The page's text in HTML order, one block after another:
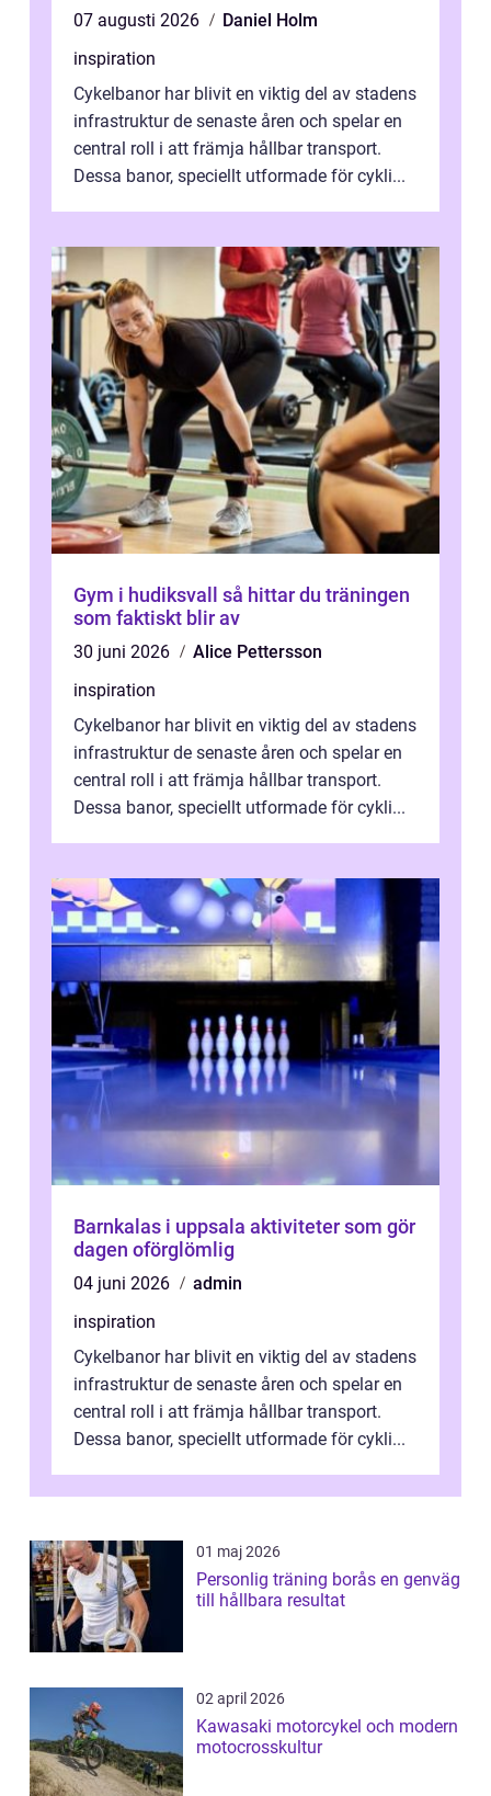
07 augusti 2026
Daniel Holm
inspiration
Cykelbanor har blivit en viktig del av stadens
infrastruktur de senaste åren och spelar en
central roll i att främja hållbar transport.
Dessa banor, speciellt utformade för cykli...
Gym i hudiksvall så hittar du träningen
som faktiskt blir av
30 juni 2026
Alice Pettersson
inspiration
Cykelbanor har blivit en viktig del av stadens
infrastruktur de senaste åren och spelar en
central roll i att främja hållbar transport.
Dessa banor, speciellt utformade för cykli...
Barnkalas i uppsala aktiviteter som gör
dagen oförglömlig
04 juni 2026
admin
inspiration
Cykelbanor har blivit en viktig del av stadens
infrastruktur de senaste åren och spelar en
central roll i att främja hållbar transport.
Dessa banor, speciellt utformade för cykli...
01 maj 2026
Personlig träning borås en genväg
till hållbara resultat
02 april 2026
Kawasaki motorcykel och modern
motocrosskultur